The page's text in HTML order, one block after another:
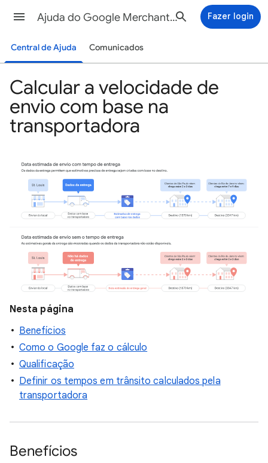
Ajuda do Google Merchant Center Fazer login
Central de Ajuda Comunicados
Calcular a velocidade de
envio com base na
transportadora
Nesta página
Benefícios
Como o Google faz o cálculo
Qualificação
Definir os tempos em trânsito calculados pela
transportadora
Benefícios